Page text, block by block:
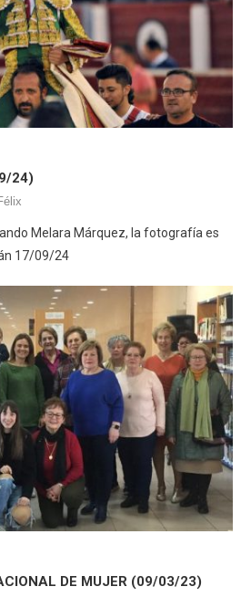
24)
Melara Márquez, la fotografía es
17/09/24
DE MUJER (09/03/23)